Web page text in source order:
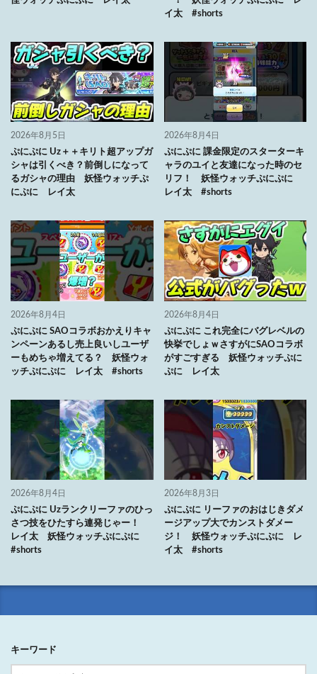
イ太 #shorts
2026年8月5日
ぷにぷに Uz＋＋キリト超アップガ
シャは引くべき？前倒しになって
るガシャの理由 妖怪ウォッチぷ
にぷに レイ太
2026年8月4日
ぷにぷに 課金限定のスターターキ
ャラのユイと友達になった時のセ
リフ！ 妖怪ウォッチぷにぷに
レイ太 #shorts
2026年8月4日
ぷにぷに SAOコラボおかえりキャ
ンペーンあるし売上良いしユーザ
ーもめちゃ増えてる？ 妖怪ウォ
ッチぷにぷに レイ太 #shorts
2026年8月4日
ぷにぷに これ完全にバグレベルの
快挙でしょｗさすがにSAOコラボ
がすごすぎる 妖怪ウォッチぷに
ぷに レイ太
2026年8月4日
ぷにぷに Uzランクリーファのひっ
さつ技をひたすら連発じゃー！
レイ太 妖怪ウォッチぷにぷに
#shorts
2026年8月3日
ぷにぷに リーファのおはじきダメ
ージアップ大でカンストダメー
ジ！ 妖怪ウォッチぷにぷに レ
イ太 #shorts
キーワード